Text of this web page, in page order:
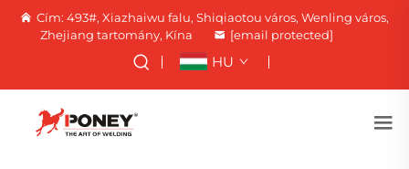
Cím: 493#, Xiazhaiwu falu, Shiqiaotou város, Wenling város,
Zhejiang tartomány, Kína
[email protected]
HU